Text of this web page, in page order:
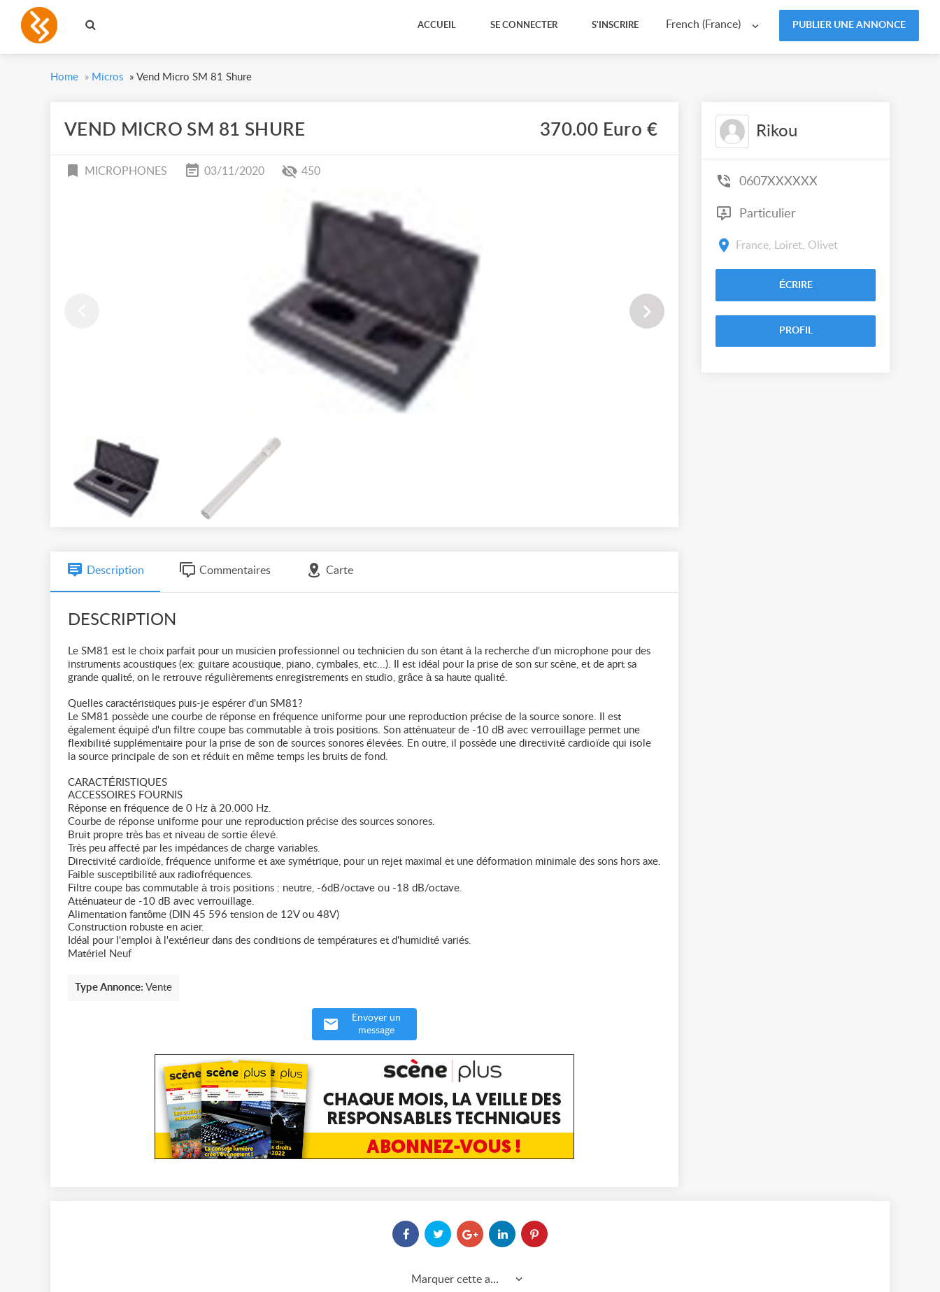
French (France) PUBLIER UNE ANNONCE
ACCUEIL SE CONNECTER S'INSCRIRE
Home » Micros » Vend Micro SM 81 Shure
VEND MICRO SM 81 SHURE 370.00 Euro €
MICROPHONES 03/11/2020 450
Description Commentaires Carte
DESCRIPTION
Le SM81 est le choix parfait pour un musicien professionnel ou technicien du son étant à la recherche d'un microphone pour des
instruments acoustiques (ex: guitare acoustique, piano, cymbales, etc...). Il est idéal pour la prise de son sur scène, et de aprt sa
grande qualité, on le retrouve régulièrements enregistrements en studio, grâce à sa haute qualité.
Quelles caractéristiques puis-je espérer d'un SM81?
Le SM81 possède une courbe de réponse en fréquence uniforme pour une reproduction précise de la source sonore. Il est
également équipé d'un filtre coupe bas commutable à trois positions. Son atténuateur de -10 dB avec verrouillage permet une
flexibilité supplémentaire pour la prise de son de sources sonores élevées. En outre, il possède une directivité cardioïde qui isole
la source principale de son et réduit en même temps les bruits de fond.
CARACTÉRISTIQUES
ACCESSOIRES FOURNIS
Réponse en fréquence de 0 Hz à 20.000 Hz.
Courbe de réponse uniforme pour une reproduction précise des sources sonores.
Bruit propre très bas et niveau de sortie élevé.
Très peu affecté par les impédances de charge variables.
Directivité cardioïde, fréquence uniforme et axe symétrique, pour un rejet maximal et une déformation minimale des sons hors axe.
Faible susceptibilité aux radiofréquences.
Filtre coupe bas commutable à trois positions : neutre, -6dB/octave ou -18 dB/octave.
Atténuateur de -10 dB avec verrouillage.
Alimentation fantôme (DIN 45 596 tension de 12V ou 48V)
Construction robuste en acier.
Idéal pour l'emploi à l'extérieur dans des conditions de températures et d'humidité variés.
Matériel Neuf
Type Annonce: Vente
Envoyer un
message
Rikou
0607XXXXXX
Particulier
France, Loiret, Olivet
ÉCRIRE
PROFIL
Marquer cette annonce comme...